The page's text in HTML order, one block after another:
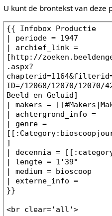
U kunt de brontekst van deze